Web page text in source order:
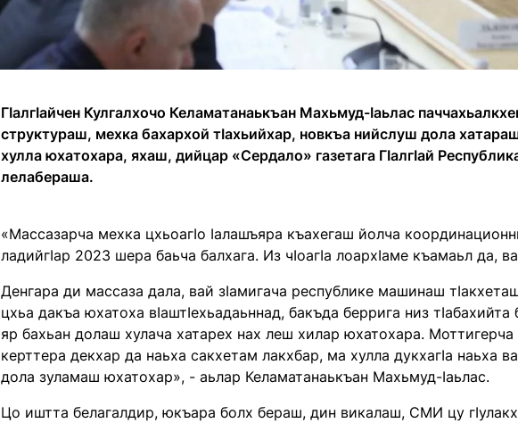
ГӀалгӀайчен Кулгалхочо Келаматанаькъан Махьмуд-Ӏаьлас
структураш, мехка бахархой тӀахьийхар, новкъа нийслуш дола
хулла юхатохара, яхаш, дийцар «Сердало» газетага ГӀалгӀай
лелабераша.
«Массазарча мехка цхьоагӀо Ӏалашъяра къахегаш йолча
ладийгӀар 2023 шера баьча балхага. Из чӀоагӀа лоархӀаме къамаьл да,
Денгара ди массаза дала, вай зӀамигача республике машинаш
цхьа дакъа юхатоха вӀаштӀехьадаьннад, бакъда беррига низ
яр бахьан долаш хулача хатарех нах леш хилар юхатохара.
керттера декхар да наьха сакхетам лакхбар, ма хулла дукхагӀа наьха
дола зуламаш юхатохар», - аьлар Келаматанаькъан Махьмуд-Ӏаьлас.
Цо иштта белагалдир, юкъара болх бераш, дин викалаш, СМИ цу